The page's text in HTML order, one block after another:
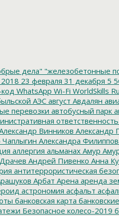
дела" "железобетонные
2018 23 февраля 31 декабря 5
WhatsApp Wi-Fi WorldSkills
АЭС август Авдалян
перевозки автобусный парк
ответственность
Винников Александр
Чаплыгин Александра
аллергия альманах Амур
Андрей Пивенко Анна
антитеррористическая
Арбат Арена аренда
астрономия асфальт
банковская карта
Безопасное колесо-2019